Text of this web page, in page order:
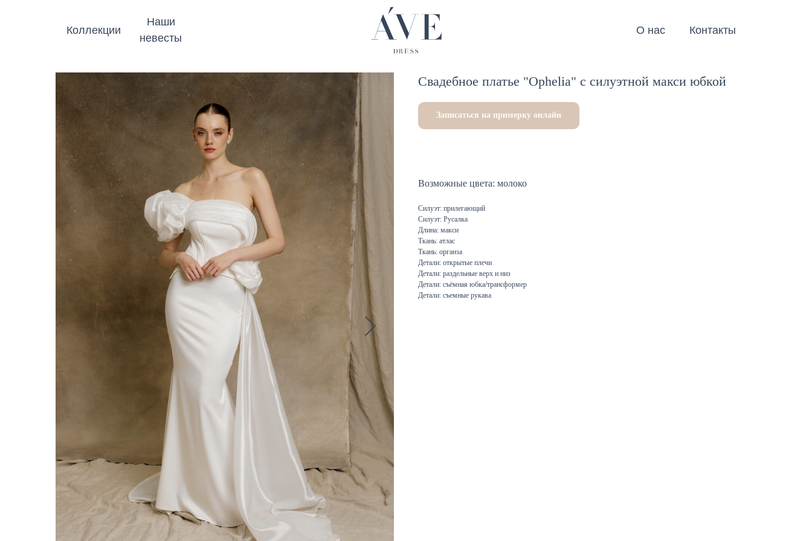
Коллекции
Наши
невесты
О нас Контакты
Свадебное платье "Ophelia" c силуэтной макси юбкой
Записаться на примерку онлайн
Возможные цвета: молоко
Силуэт: прилегающий
Силуэт: Русалка
Длина: макси
Ткань: атлас
Ткань: органза
Детали: открытые плечи
Детали: раздельные верх и низ
Детали: съёмная юбка/трансформер
Детали: съемные рукава